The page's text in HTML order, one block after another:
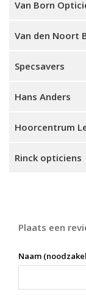
Van Born
Van den Noort
Specsavers
Hans Anders
Hoorcentrum
Rinck opticiens
Plaats een
Naam